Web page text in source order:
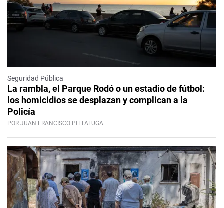
Seguridad Pública
La rambla, el Parque Rodó o un estadio de fútbol:
los homicidios se desplazan y complican a la
Policía
POR JUAN FRANCISCO PITTALUGA